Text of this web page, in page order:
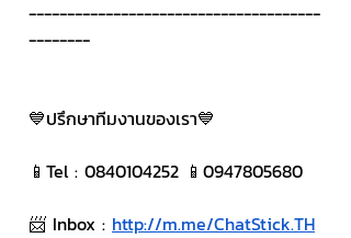
--------------------------------------
--------
💙ปรึกษาทีมงานของเรา💙
📱Tel : 0840104252 📱0947805680
📨 Inbox : http://m.me/ChatStick.TH